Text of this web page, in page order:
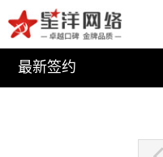
最新签约